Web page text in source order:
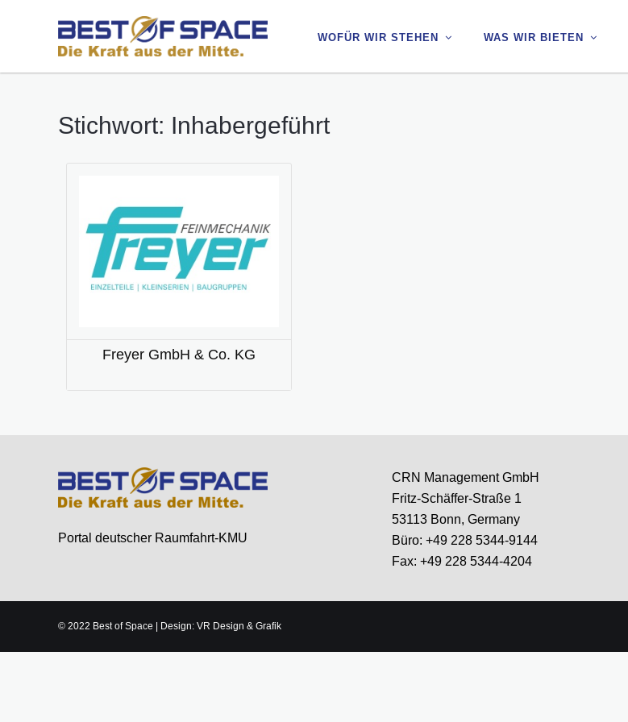
WOFÜR WIR STEHEN WAS WIR BIETEN
WOFÜR WIR STEHEN WAS WIR BIETEN
Stichwort: Inhabergeführt
Freyer GmbH & Co. KG
Portal deutscher Raumfahrt-KMU
CRN Management GmbH
Fritz-Schäffer-Straße 1
53113 Bonn, Germany
Büro: +49 228 5344-9144
Fax: +49 228 5344-4204
© 2022 Best of Space | Design: VR Design & Grafik